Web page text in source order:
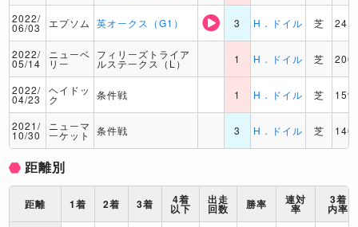
2022/
06/03 エプソム 英オークス（G1） 3 H．ドイル 芝
2022/
05/14
ニューベ
リー
フィリーズトライア
ルステークス（L） 1 H．ドイル 芝
2022/
04/23
ヘイドッ
ク 条件戦 1 H．ドイル 芝
2021/
10/30
ニューマ
ーケット 条件戦 3 H．ドイル 芝
距離別
距離 1着 2着 3着 4着
以下
出走
回数 勝率 連対
率
3着
内率